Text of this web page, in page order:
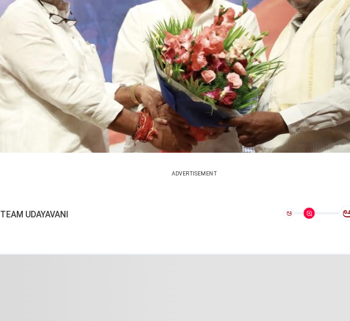
ADVERTISEMENT
TEAM UDAYAVANI ಅ